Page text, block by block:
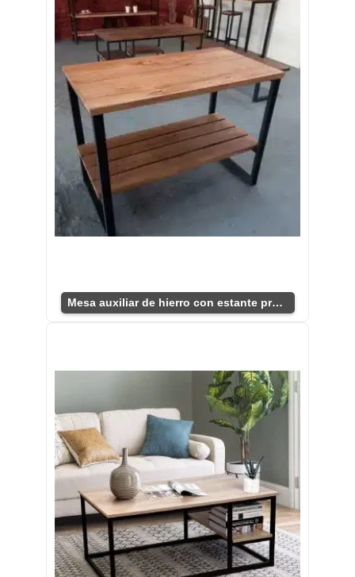
Mesa auxiliar de hierro con estante práctico